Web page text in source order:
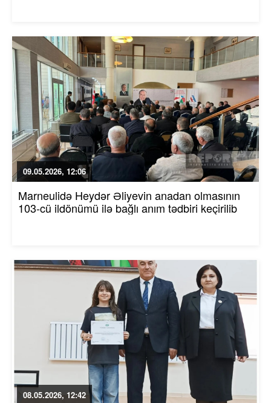
09.05.2026, 12:06
Marneulidə Heydər Əliyevin anadan olmasının
103-cü ildönümü ilə bağlı anım tədbiri keçirilib
08.05.2026, 12:42